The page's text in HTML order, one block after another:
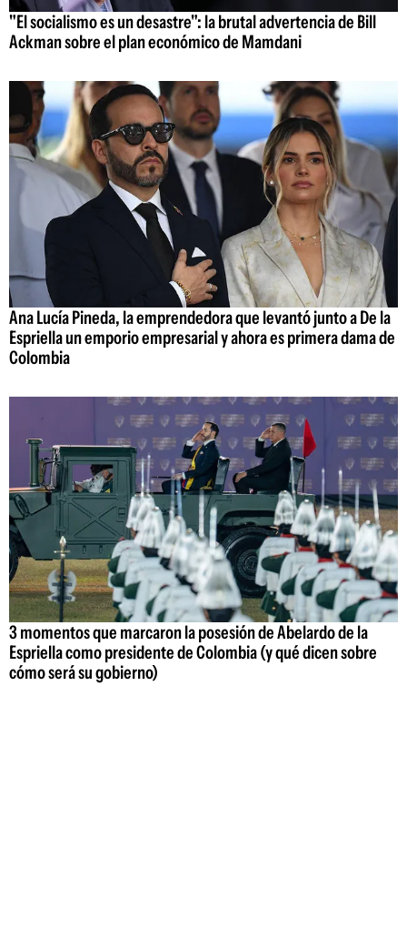
"El socialismo es un desastre": la brutal advertencia de Bill
Ackman sobre el plan económico de Mamdani
Ana Lucía Pineda, la emprendedora que levantó junto a De la
Espriella un emporio empresarial y ahora es primera dama de
Colombia
3 momentos que marcaron la posesión de Abelardo de la
Espriella como presidente de Colombia (y qué dicen sobre
cómo será su gobierno)